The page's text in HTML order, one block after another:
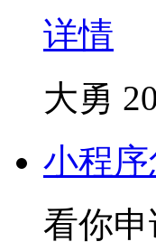
详情
大勇
小程
看你